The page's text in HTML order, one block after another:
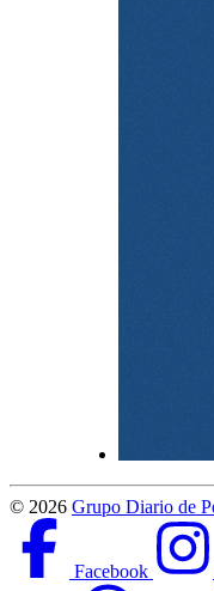
© 2026 Grupo Diario de
Facebook